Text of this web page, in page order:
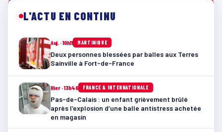
L'ACTU EN CONTINU
Auj. · 10h11 MARTINIQUE
Deux personnes blessées par balles aux Terres
Sainville à Fort-de-France
Hier · 13h46 FRANCE & INTERNATIONALE
Pas-de-Calais : un enfant grièvement brûlé
après l’explosion d’une balle antistress achetée
en magasin